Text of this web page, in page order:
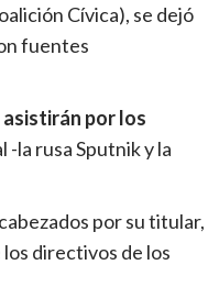
Cívica), se dejó
fuentes
por los
-la rusa Sputnik y la
por su titular,
directivos de los